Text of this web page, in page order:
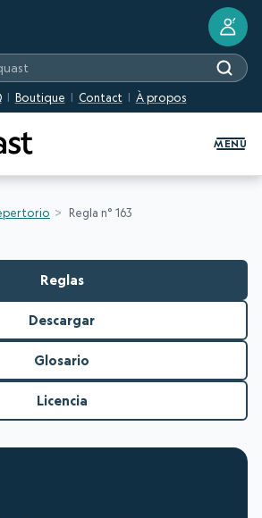
Boutique Contact À propos
Opquast
?
MENU
Regla n° 163
Reglas
Descargar
Glosario
Licencia